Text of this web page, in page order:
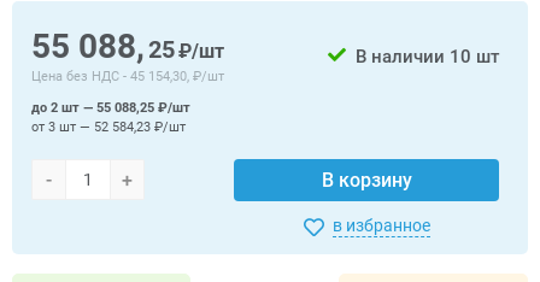
55 088,25₽/шт
Цена без НДС - 45 154,30, ₽/шт
В наличии 10 шт
- + В корзину
до 2 шт — 55 088,25 ₽/шт
от 3 шт — 52 584,23 ₽/шт
в избранное